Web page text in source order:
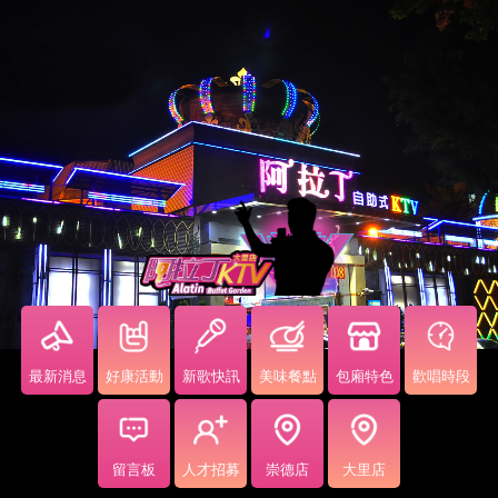
最新消息 好康活動 新歌快訊 美味餐點 包廂特色 歡唱時段
留言板 人才招募 崇德店 大里店